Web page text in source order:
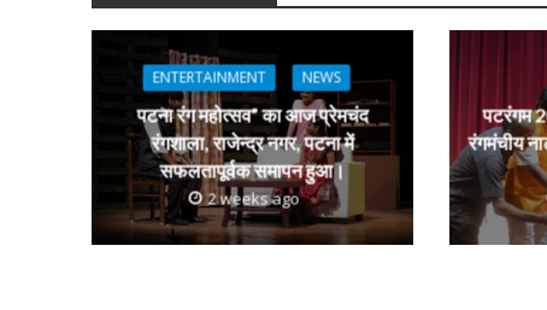
p
p
o
k
m g
er
ENTERTAINMENT NEWS
पटना रंग महोत्सव” का आज प्रेमचंद
रंगशाला, राजेन्द्र नगर, पटना में
सफलतापूर्वक समापन हुआ।
2 weeks ago
पटरंगम
रंगमंचीय